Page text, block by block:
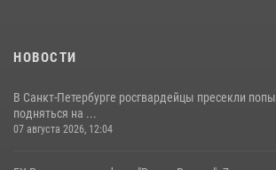
НОВОСТИ
В Санкт-Петербурге росгвардейцы пресекли
подняться на ...
07 августа 2026, 12:04